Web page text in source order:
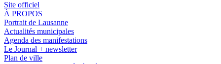
Site officiel
À PROPOS
Portrait de Lausanne
Actualités municipales
Agenda des manifestations
Le Journal + newsletter
Plan de ville